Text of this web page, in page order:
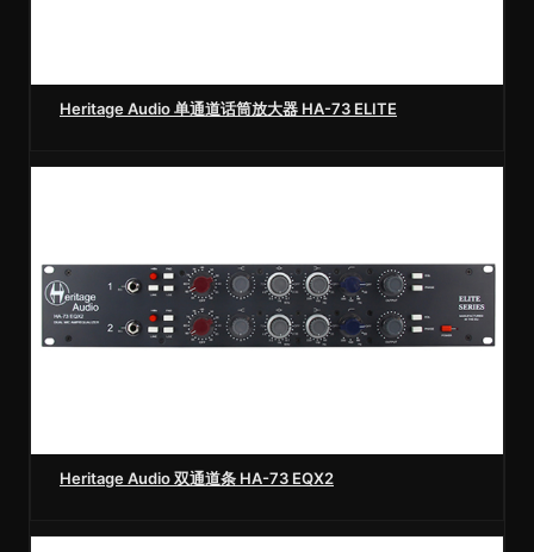
Heritage Audio 单通道话筒放大器 HA-73 ELITE
Heritage Audio 双通道条 HA-73 EQX2